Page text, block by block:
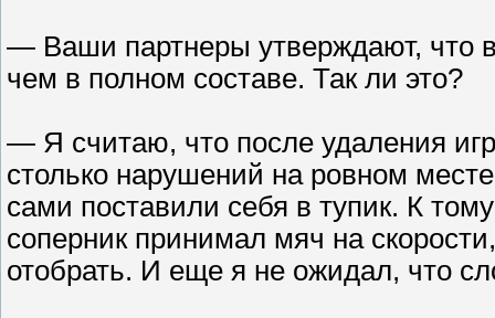
— Ваши партнеры утверждают, что
чем в полном составе. Так ли это?
— Я считаю, что после удаления
столько нарушений на ровном
сами поставили себя в тупик. К
соперник принимал мяч на
отобрать. И еще я не ожидал, что